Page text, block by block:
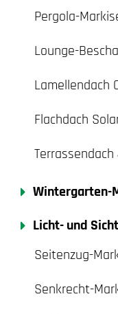
Pergola-
Lounge-
Lamellendach
Flachdach
Wintergarten-
Licht- und
Seitenzug-
Senkrecht-